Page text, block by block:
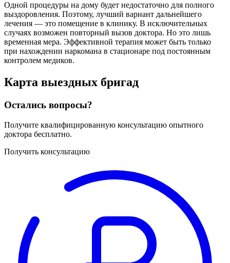
Одной процедуры на дому будет недостаточно для полного
выздоровления. Поэтому, лучший вариант дальнейшего
лечения — это помещение в клинику. В исключительных
случаях возможен повторный вызов доктора. Но это лишь
временная мера. Эффективной терапия может быть только
при нахождении наркомана в стационаре под постоянным
контролем медиков.
Карта выездных бригад
Остались вопросы?
Получите квалифицированную консультацию опытного
доктора бесплатно.
Получить консультацию